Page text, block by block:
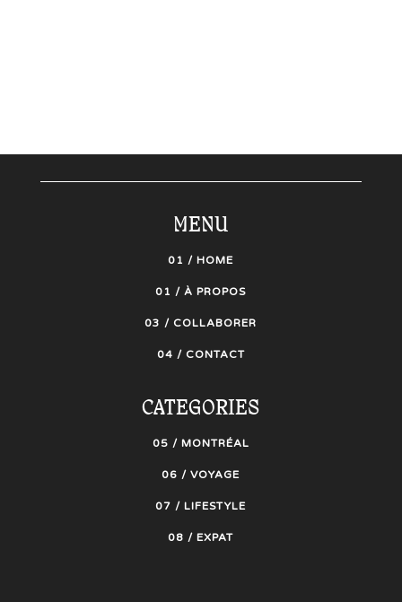
MENU
01 / HOME
01 / À PROPOS
03 / COLLABORER
04 / CONTACT
CATEGORIES
05 / MONTRÉAL
06 / VOYAGE
07 / LIFESTYLE
08 / EXPAT